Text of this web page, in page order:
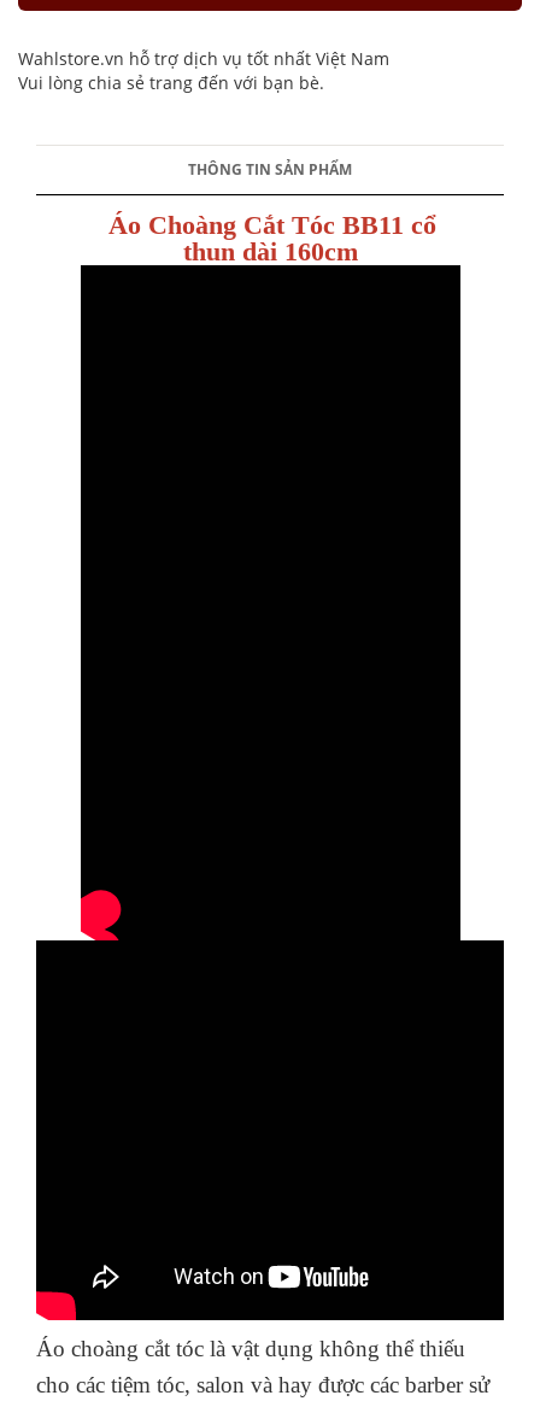
Wahlstore.vn hỗ trợ dịch vụ tốt nhất Việt Nam
Vui lòng chia sẻ trang đến với bạn bè.
THÔNG TIN SẢN PHẨM
Áo Choàng Cắt Tóc BB11 cổ
thun dài 160cm
Áo choàng cắt tóc là vật dụng không thể thiếu
cho các tiệm tóc, salon và hay được các barber sử